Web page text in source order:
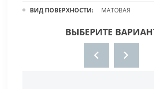
ВИД ПОВЕРХНОСТИ:
МАТОВАЯ
ВЫБЕРИТЕ